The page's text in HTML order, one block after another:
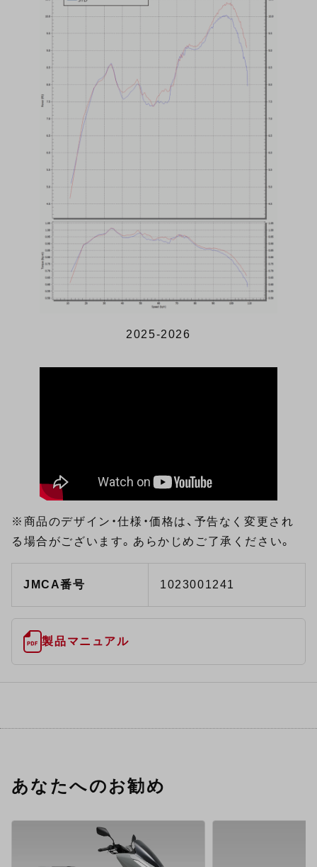
2025-2026
※商品のデザイン・仕様・価格は、予告なく変更され
る場合がございます。あらかじめご了承ください。
JMCA番号 1023001241
製品マニュアル
あなたへのお勧め